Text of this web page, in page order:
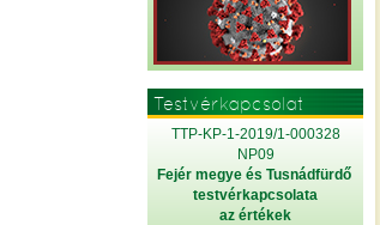
Testvérkapcsolat
TTP-KP-1-2019/1-000328
NP09
Fejér megye és Tusnádfürdő
testvérkapcsolata
az értékek